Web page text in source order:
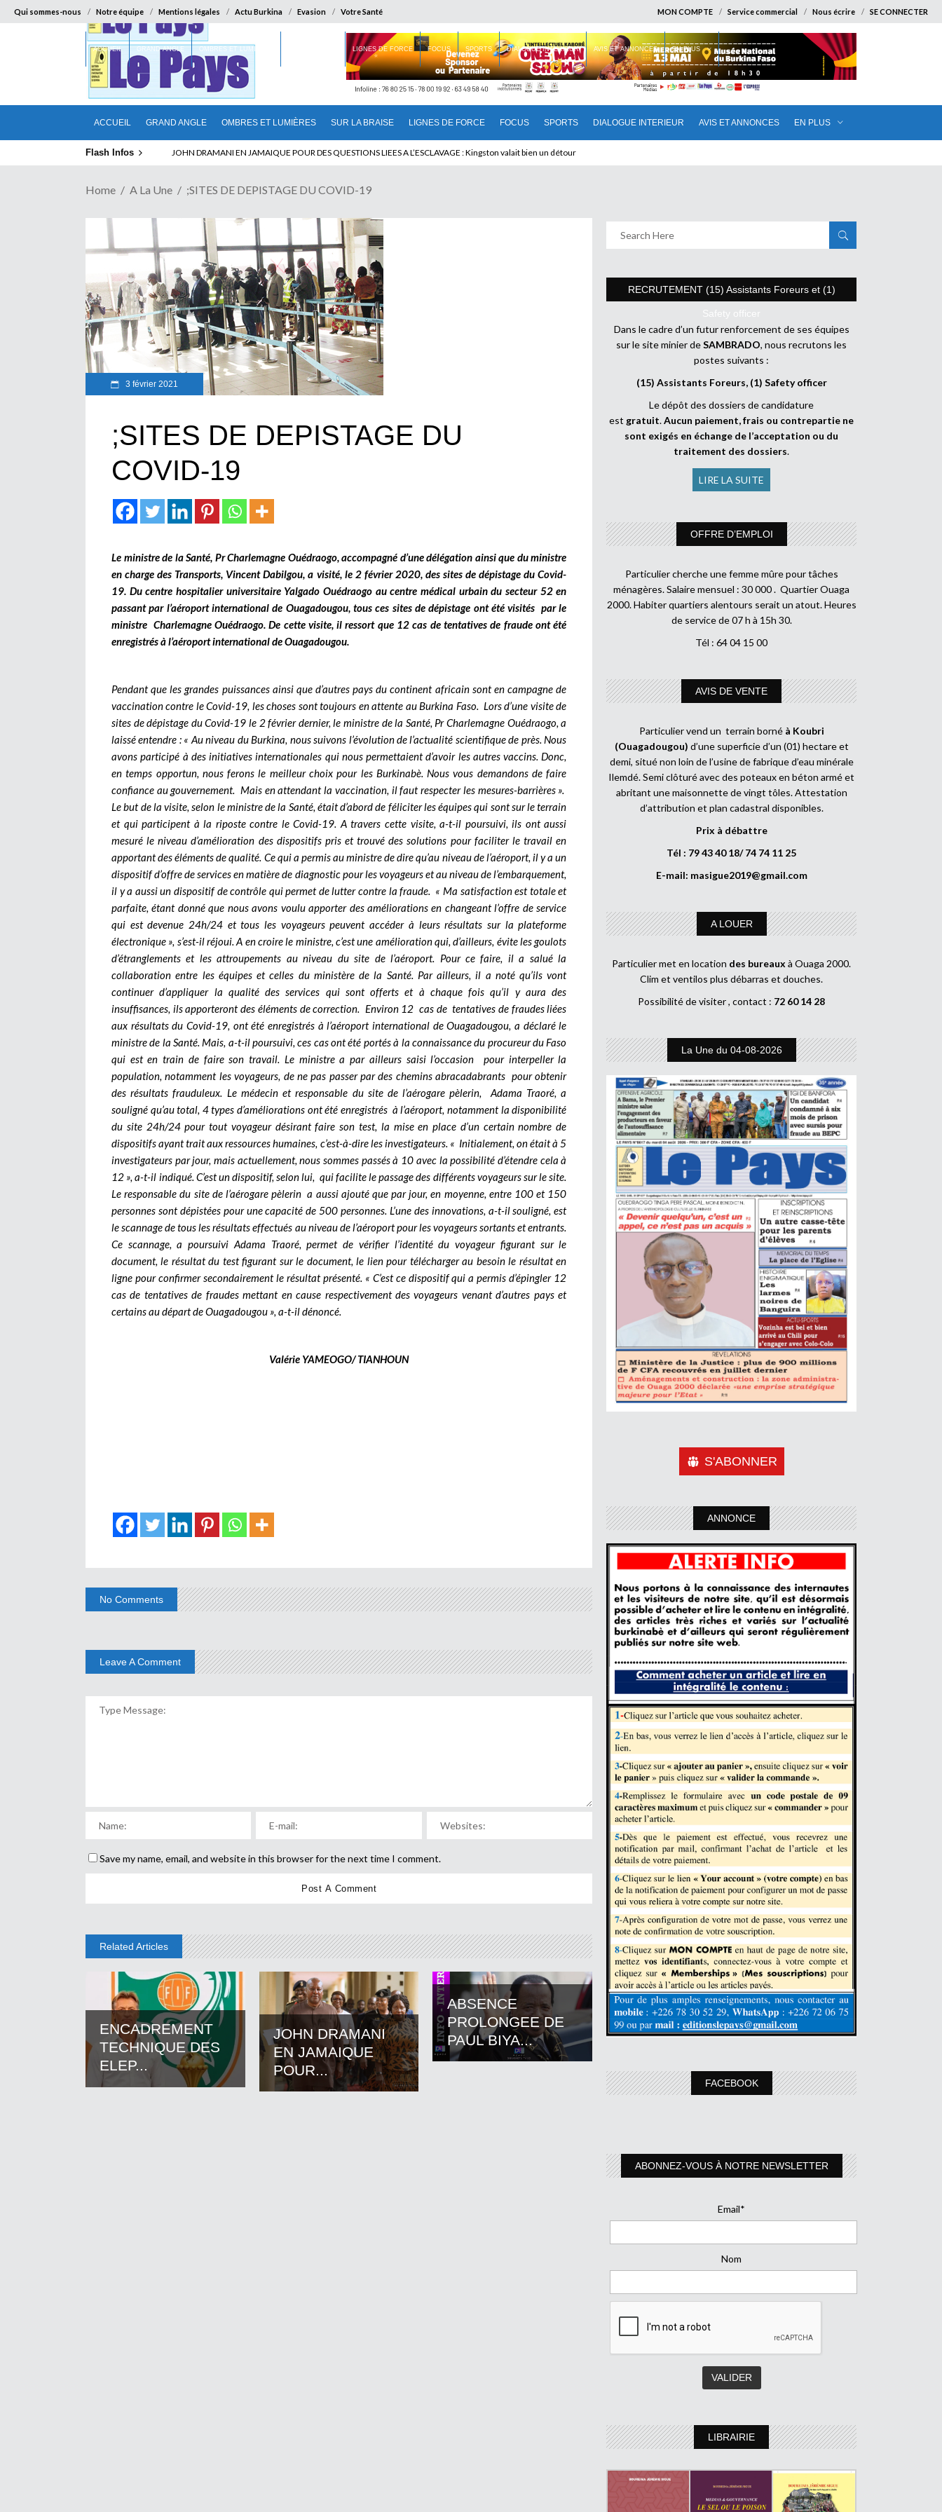
Qui sommes-nous Notre équipe Mentions légales Actu Burkina Evasion Votre Santé MON COMPTE Service commercial Nous écrire SE CONNECTER
ACCUEIL GRAND ANGLE OMBRES ET LUMIÈRES SUR LA BRAISE LIGNES DE FORCE FOCUS SPORTS DIALOGUE INTERIEUR AVIS ET ANNONCES EN PLUS
ACCUEIL GRAND ANGLE OMBRES ET LUMIÈRES LIGNES DE FORCE FOCUS SPORTS DIALOGUE INTERIEUR AVIS ET ANNONCES EN PLUS
Flash Infos ABSENCE PROLONGEE DE PAUL BIYA DU CAMEROUN : Qui pilote le Cameroun ?
Home A La Une ;SITES DE DEPISTAGE DU COVID-19
3 février 2021
;SITES DE DEPISTAGE DU
COVID-19
Le ministre de la Santé, Pr Charlemagne Ouédraogo, accompagné d’une délégation ainsi que du ministre
en charge des Transports, Vincent Dabilgou, a visité, le 2 février 2020, des sites de dépistage du Covid-
19. Du centre hospitalier universitaire Yalgado Ouédraogo au centre médical urbain du secteur 52 en
passant par l’aéroport international de Ouagadougou, tous ces sites de dépistage ont été visités par le
ministre Charlemagne Ouédraogo. De cette visite, il ressort que 12 cas de tentatives de fraude ont été
enregistrés à l’aéroport international de Ouagadougou.
Pendant que les grandes puissances ainsi que d’autres pays du continent africain sont en campagne de
vaccination contre le Covid-19, les choses sont toujours en attente au Burkina Faso. Lors d’une visite de
sites de dépistage du Covid-19 le 2 février dernier, le ministre de la Santé, Pr Charlemagne Ouédraogo, a
laissé entendre : « Au niveau du Burkina, nous suivons l’évolution de l’actualité scientifique de près. Nous
avons participé à des initiatives internationales qui nous permettaient d’avoir les autres vaccins. Donc,
en temps opportun, nous ferons le meilleur choix pour les Burkinabè. Nous vous demandons de faire
confiance au gouvernement. Mais en attendant la vaccination, il faut respecter les mesures-barrières ».
Le but de la visite, selon le ministre de la Santé, était d’abord de féliciter les équipes qui sont sur le terrain
et qui participent à la riposte contre le Covid-19. A travers cette visite, a-t-il poursuivi, ils ont aussi
mesuré le niveau d’amélioration des dispositifs pris et trouvé des solutions pour faciliter le travail en
apportant des éléments de qualité. Ce qui a permis au ministre de dire qu’au niveau de l’aéroport, il y a un
dispositif d’offre de services en matière de diagnostic pour les voyageurs et au niveau de l’embarquement,
il y a aussi un dispositif de contrôle qui permet de lutter contre la fraude. « Ma satisfaction est totale et
parfaite, étant donné que nous avons voulu apporter des améliorations en changeant l’offre de service
qui est devenue 24h/24 et tous les voyageurs peuvent accéder à leurs résultats sur la plateforme
électronique », s’est-il réjoui. A en croire le ministre, c’est une amélioration qui, d’ailleurs, évite les goulots
d’étranglements et les attroupements au niveau du site de l’aéroport. Pour ce faire, il a salué la
collaboration entre les équipes et celles du ministère de la Santé. Par ailleurs, il a noté qu’ils vont
continuer d’appliquer la qualité des services qui sont offerts et à chaque fois qu’il y aura des
insuffisances, ils apporteront des éléments de correction. Environ 12 cas de tentatives de fraudes liées
aux résultats du Covid-19, ont été enregistrés à l’aéroport international de Ouagadougou, a déclaré le
ministre de la Santé. Mais, a-t-il poursuivi, ces cas ont été portés à la connaissance du procureur du Faso
qui est en train de faire son travail. Le ministre a par ailleurs saisi l’occasion pour interpeller la
population, notamment les voyageurs, de ne pas passer par des chemins abracadabrants pour obtenir
des résultats frauduleux. Le médecin et responsable du site de l’aérogare pèlerin, Adama Traoré, a
souligné qu’au total, 4 types d’améliorations ont été enregistrés à l’aéroport, notamment la disponibilité
du site 24h/24 pour tout voyageur désirant faire son test, la mise en place d’un certain nombre de
dispositifs ayant trait aux ressources humaines, c’est-à-dire les investigateurs. « Initialement, on était à 5
investigateurs par jour, mais actuellement, nous sommes passés à 10 avec la possibilité d’étendre cela à
12 », a-t-il indiqué. C’est un dispositif, selon lui, qui facilite le passage des différents voyageurs sur le site.
Le responsable du site de l’aérogare pèlerin a aussi ajouté que par jour, en moyenne, entre 100 et 150
personnes sont dépistées pour une capacité de 500 personnes. L’une des innovations, a-t-il souligné, est
le scannage de tous les résultats effectués au niveau de l’aéroport pour les voyageurs sortants et entrants.
Ce scannage, a poursuivi Adama Traoré, permet de vérifier l’identité du voyageur figurant sur le
document, le résultat du test figurant sur le document, le lien pour télécharger au besoin le résultat en
ligne pour confirmer secondairement le résultat présenté. « C’est ce dispositif qui a permis d’épingler 12
cas de tentatives de fraudes mettant en cause respectivement des voyageurs venant d’autres pays et
certains au départ de Ouagadougou », a-t-il dénoncé.
Valérie YAMEOGO/ TIANHOUN
No Comments
Leave A Comment
Save my name, email, and website in this browser for the next time I comment.
Related Articles
ENCADREMENT
TECHNIQUE DES
ELEP...
JOHN DRAMANI
EN JAMAIQUE
POUR...
ABSENCE
PROLONGEE DE
PAUL BIYA...
RECRUTEMENT (15) Assistants Foreurs et (1)
Safety officer
Dans le cadre d’un futur renforcement de ses équipes
sur le site minier deSAMBRADO, nous recrutons les
postes suivants :
(15) Assistants Foreurs, (1) Safety officer
Le dépôt des dossiers de candidature
est gratuit.Aucun paiement, frais ou contrepartie ne
sont exigés en échange de l’acceptation ou du
traitement des dossiers.
LIRE LA SUITE
OFFRE D’EMPLOI
Particulier cherche une femme mûre pour tâches
ménagères. Salaire mensuel : 30 000 . Quartier Ouaga
2000. Habiter quartiers alentours serait un atout. Heures
de service de 07 h à 15h 30.
Tél : 64 04 15 00
AVIS DE VENTE
Particulier vend un terrain borné à Koubri
(Ouagadougou) d’une superficie d’un (01) hectare et
demi, situé non loin de l’usine de fabrique d’eau minérale
Ilemdé. Semi clôturé avec des poteaux en béton armé et
abritant une maisonnette de vingt tôles. Attestation
d’attribution et plan cadastral disponibles.
Prix à débattre
Tél : 79 43 40 18/ 74 74 11 25
E-mail: masigue2019@gmail.com
A LOUER
Particulier met en location des bureaux à Ouaga 2000.
Clim et ventilos plus débarras et douches.
Possibilité de visiter , contact : 72 60 14 28
La Une du 04-08-2026
S'ABONNER
ANNONCE
FACEBOOK
ABONNEZ-VOUS À NOTRE NEWSLETTER
Email*
Nom
LIBRAIRIE